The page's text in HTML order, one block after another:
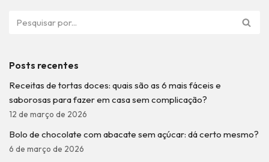
Posts recentes
Receitas de tortas doces: quais são as 6 mais fáceis e
saborosas para fazer em casa sem complicação?
12 de março de 2026
Bolo de chocolate com abacate sem açúcar: dá certo mesmo?
6 de março de 2026